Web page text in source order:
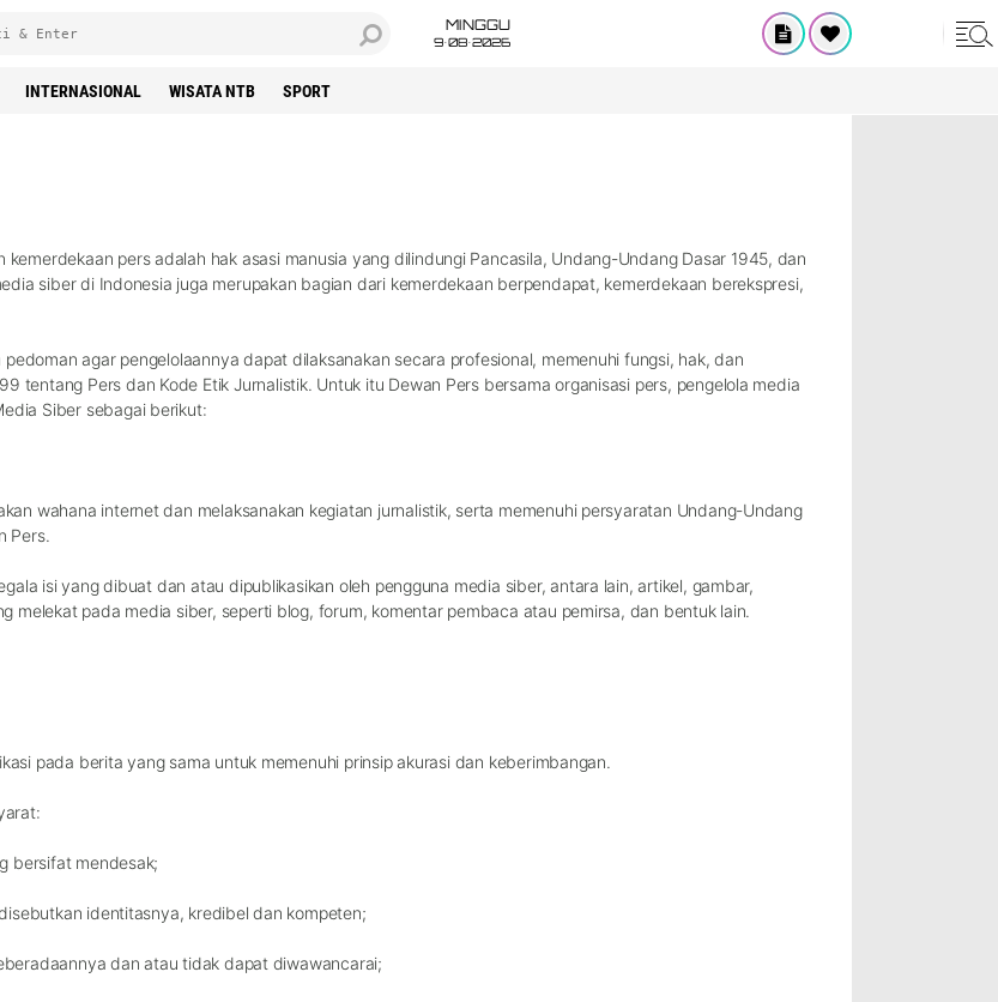
MINGGU
9•08•2026
INTERNASIONAL WISATA NTB SPORT
pers adalah hak asasi manusia yang dilindungi Pancasila, Undang-Undang Dasar 1945, dan
siber di Indonesia juga merupakan bagian dari kemerdekaan berpendapat, kemerdekaan berekspresi,
agar pengelolaannya dapat dilaksanakan secara profesional, memenuhi fungsi, hak, dan
tentang Pers dan Kode Etik Jurnalistik. Untuk itu Dewan Pers bersama organisasi pers, pengelola media
Siber sebagai berikut:
wahana internet dan melaksanakan kegiatan jurnalistik, serta memenuhi persyaratan Undang-Undang
Pers.
isi yang dibuat dan atau dipublikasikan oleh pengguna media siber, antara lain, artikel, gambar,
melekat pada media siber, seperti blog, forum, komentar pembaca atau pemirsa, dan bentuk lain.
pada berita yang sama untuk memenuhi prinsip akurasi dan keberimbangan.
bersifat mendesak;
identitasnya, kredibel dan kompeten;
dan atau tidak dapat diwawancarai;